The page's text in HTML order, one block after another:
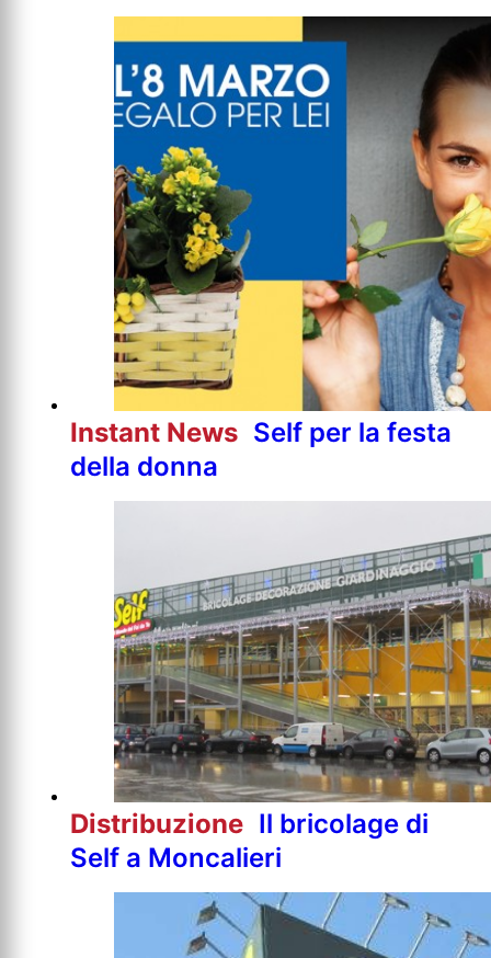
Instant News Self per la festa
della donna
Distribuzione Il bricolage di
Self a Moncalieri